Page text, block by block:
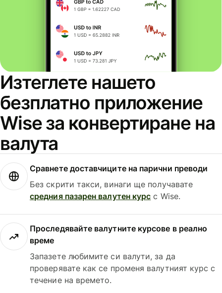
Изтеглете нашето
безплатно приложение
Wise за конвертиране на
валута
Сравнете доставчиците на парични преводи
Без скрити такси, винаги ще получавате
средния пазарен валутен курс с Wise.
Проследявайте валутните курсове в реално
време
Запазете любимите си валути, за да
проверявате как се променя валутният курс с
течение на времето.